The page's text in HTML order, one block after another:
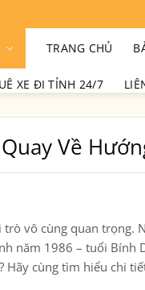
TRANG CHỦ
XE ĐI TỈNH 24/7
Về
trò vô cùng quan trọng.
năm 1986 – tuổi Bính
Hãy cùng tìm hiểu chi